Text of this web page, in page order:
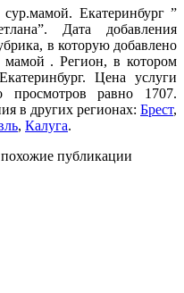
Екатеринбург ”
Дата добавления
в которую добавлено
мамой . Регион, в котором
Цена услуги
просмотров равно 1707.
в других регионах: Брест,
, Калуга.
публикации